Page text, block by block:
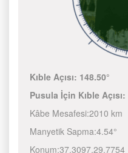
Kıble Açısı: 148.50°
Pusula İçin Kıble Açısı:
Kâbe Mesafesi:2010 km
Manyetik Sapma:4.54°
Konum:37.3097,29.7754